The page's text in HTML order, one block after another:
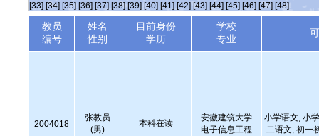
[33] [34] [35] [36] [37] [38] [39] [40] [41] [42] [43] [44] [45] [46] [47] [48]
教员
编号
姓名
性别
目前身份
学历
学校
专业
2004018
张教员
(男)
本科在读
安徽建筑大学
电子信息工程
小学语文, 小
二语文, 初一